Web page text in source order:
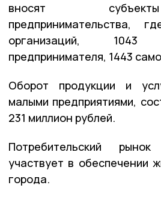
вносят
предпринимательства,
организаций, 1043
предпринимателя, 1443
Оборот продукции и
малыми предприятиями,
231 миллион рублей.
Потребительский
участвует в обеспечении
города.